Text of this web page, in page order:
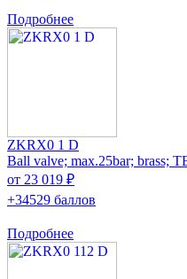
Подробнее
ZKRX0 1 D
Ball valve; max.25bar; brass;
от 23 019 ₽
+34529 баллов
Подробнее